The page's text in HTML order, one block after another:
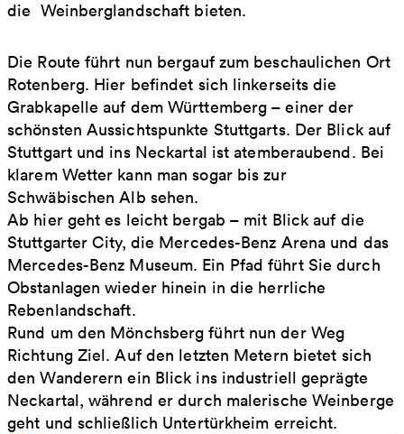
die Weinberglandschaft bieten.
Die Route führt nun bergauf zum beschaulichen Ort
Rotenberg. Hier befindet sich linkerseits die
Grabkapelle auf dem Württemberg – einer der
schönsten Aussichtspunkte Stuttgarts. Der Blick auf
Stuttgart und ins Neckartal ist atemberaubend. Bei
klarem Wetter kann man sogar bis zur
Schwäbischen Alb sehen.
Ab hier geht es leicht bergab – mit Blick auf die
Stuttgarter City, die Mercedes-Benz Arena und das
Mercedes-Benz Museum. Ein Pfad führt Sie durch
Obstanlagen wieder hinein in die herrliche
Rebenlandschaft.
Rund um den Mönchsberg führt nun der Weg
Richtung Ziel. Auf den letzten Metern bietet sich
den Wanderern ein Blick ins industriell geprägte
Neckartal, während er durch malerische Weinberge
geht und schließlich Untertürkheim erreicht.